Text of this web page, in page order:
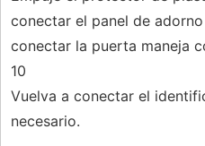
conectar el panel de
conectar la puerta maneja
10
Vuelva a conectar el
necesario.